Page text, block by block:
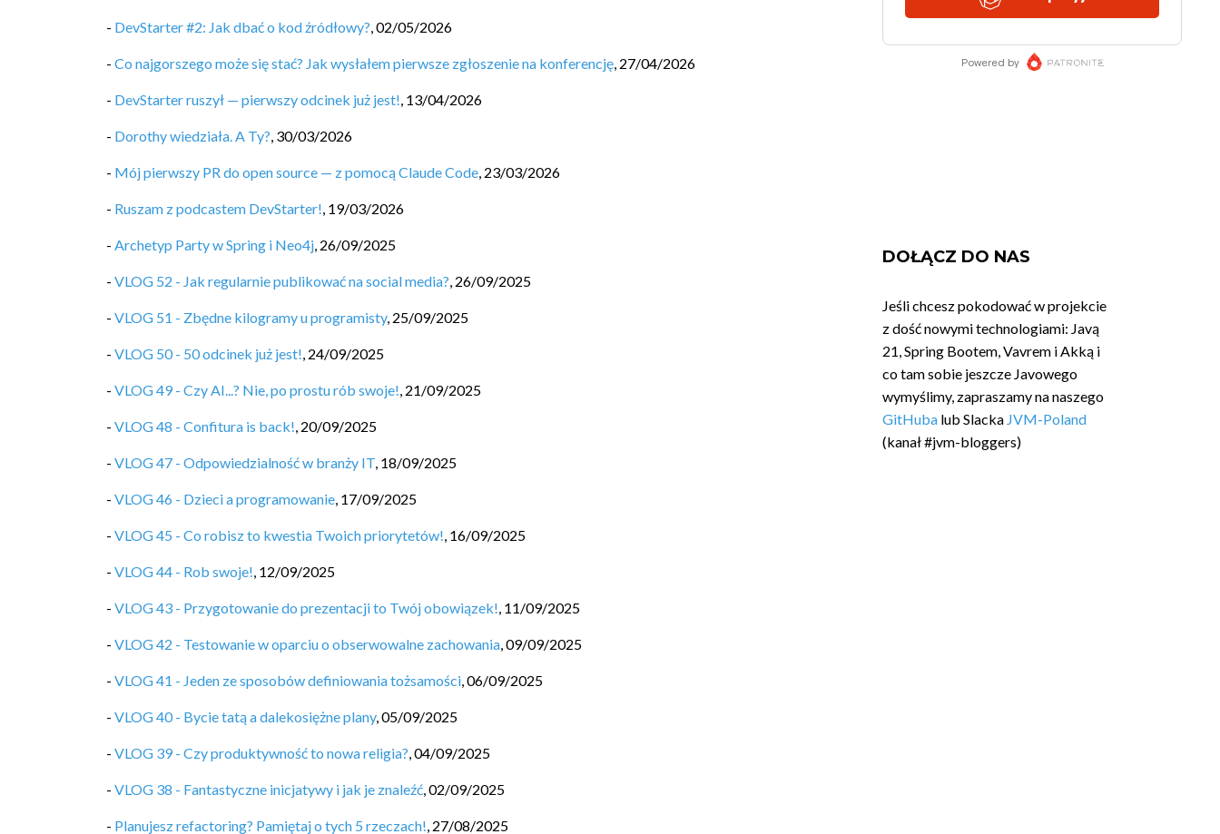
- DevStarter #2: Jak dbać o kod źródłowy?,02/05/2026
- Co najgorszego może się stać? Jak wysłałem pierwsze zgłoszenie na konferencję, 27/04/2026
- DevStarter ruszył — pierwszy odcinek już jest!, 13/04/2026
- Dorothy wiedziała. A Ty?, 30/03/2026
- Mój pierwszy PR do open source — z pomocą Claude Code, 23/03/2026
- Ruszam z podcastem DevStarter!, 19/03/2026
- Archetyp Party w Spring i Neo4j, 26/09/2025
- VLOG 52 - Jak regularnie publikować na social media?, 26/09/2025
- VLOG 51 - Zbędne kilogramy u programisty, 25/09/2025
- VLOG 50 - 50 odcinek już jest!, 24/09/2025
- VLOG 49 - Czy AI...? Nie, po prostu rób swoje!, 21/09/2025
- VLOG 48 - Confitura is back!, 20/09/2025
- VLOG 47 - Odpowiedzialność w branży IT, 18/09/2025
- VLOG 46 - Dzieci a programowanie, 17/09/2025
- VLOG 45 - Co robisz to kwestia Twoich priorytetów!, 16/09/2025
- VLOG 44 - Rob swoje!, 12/09/2025
- VLOG 43 - Przygotowanie do prezentacji to Twój obowiązek!, 11/09/2025
- VLOG 42 - Testowanie w oparciu o obserwowalne zachowania,09/09/2025
- VLOG 41 - Jeden ze sposobów definiowania tożsamości,06/09/2025
- VLOG 40 - Bycie tatą a dalekosiężne plany,05/09/2025
- VLOG 39 - Czy produktywność to nowa religia?,04/09/2025
- VLOG 38 - Fantastyczne inicjatywy i jak je znaleźć,02/09/2025
- Planujesz refactoring? Pamiętaj o tych 5 rzeczach!, 27/08/2025
DOŁĄCZ DO NAS
Jeśli chcesz pokodować w projekcie
z dość nowymi technologiami: Javą
21, Spring Bootem, Vavrem i Akką i
co tam sobie jeszcze Javowego
wymyślimy, zapraszamy na naszego
GitHuba lub Slacka JVM-Poland
(kanał #jvm-bloggers)